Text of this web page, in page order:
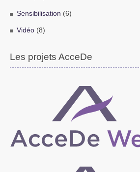
Sensibilisation (6)
Vidéo(8)
Les projets AcceDe